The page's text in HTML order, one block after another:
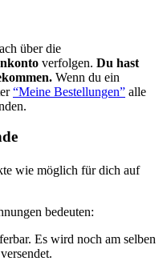
über die
verfolgen. Du hast
Wenn du ein
“Meine Bestellungen” alle
wie möglich für dich auf
bedeuten:
Es wird noch am selben